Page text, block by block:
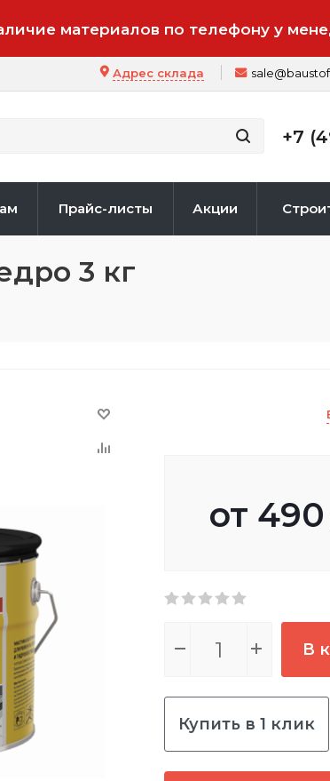
материалов по телефону у
Адрес склада
+7
Прайс-листы Акции
3 кг
от 490
В
Купить в 1 клик